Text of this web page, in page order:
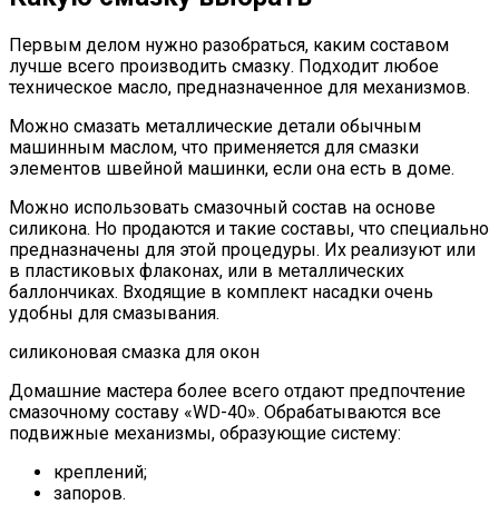
Первым делом нужно разобраться, каким составом
лучше всего производить смазку. Подходит любое
техническое масло, предназначенное для механизмов.
Можно смазать металлические детали обычным
машинным маслом, что применяется для смазки
элементов швейной машинки, если она есть в доме.
Можно использовать смазочный состав на основе
силикона. Но продаются и такие составы, что специально
предназначены для этой процедуры. Их реализуют или
в пластиковых флаконах, или в металлических
баллончиках. Входящие в комплект насадки очень
удобны для смазывания.
силиконовая смазка для окон
Домашние мастера более всего отдают предпочтение
смазочному составу «WD-40». Обрабатываются все
подвижные механизмы, образующие систему:
креплений;
запоров.